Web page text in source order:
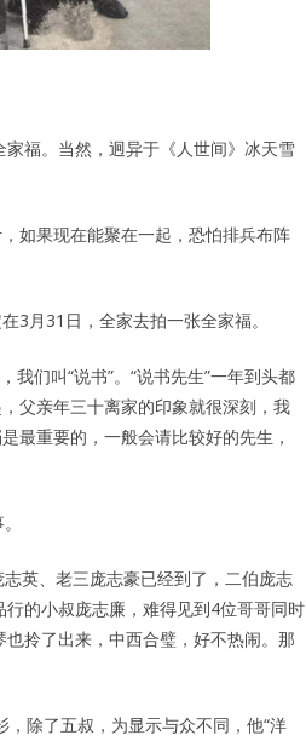
福。当然，迥异于《人世间》冰天雪
如果现在能聚在一起，恐怕排兵布阵
3月31日，全家去拍一张全家福。
们叫“说书”。“说书先生”一年到头都
父亲年三十离家的印象就很深刻，我
最重要的，一般会请比较好的先生，
英、老三庞志豪已经到了，二伯庞志
的小叔庞志廉，难得见到4位哥哥同时
拎了出来，中西合璧，好不热闹。那
除了五叔，为显示与众不同，他“洋